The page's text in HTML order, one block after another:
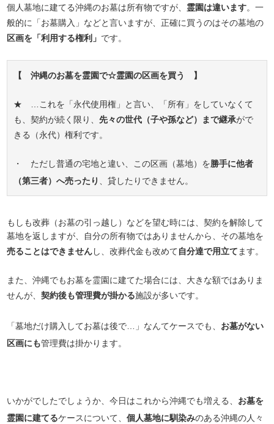
個人墓地に建てる沖縄のお墓は所有物ですが、 霊園は違います。一
般的に「お墓購入」などと言いますが、正確に買うのはその墓地の
区画を「利用する権利」 です。
【 沖縄のお墓を霊園で☆霊園の区画を買う 】
★ …これを「永代使用権」と言い、「所有」をしていなくて
も、契約が続く限り、先々の世代（子や孫など）まで継承がで
きる（永代）権利です。
・ ただし普通の宅地と違い、この区画（墓地）を勝手に他者
（第三者）へ売ったり 、貸したりできません。
もしも改葬（お墓の引っ越し）などを望む時には、契約を解除して
墓地を返しますが、自分の所有物ではありませんから、その墓地を
売ることはできませんし、改葬代金も改めて自分達で用立てます。
また、沖縄でもお墓を霊園に建てた場合には、大きな額ではありま
せんが、契約後も管理費が掛かる施設が多いです。
「墓地だけ購入してお墓は後で…」なんてケースでも、 お墓がない
区画にも管理費は掛かります。
いかがでしたでしょうか、今日はこれから沖縄でも増える、 お墓を
霊園に建てるケースについて、個人墓地に馴染みのある沖縄の人々